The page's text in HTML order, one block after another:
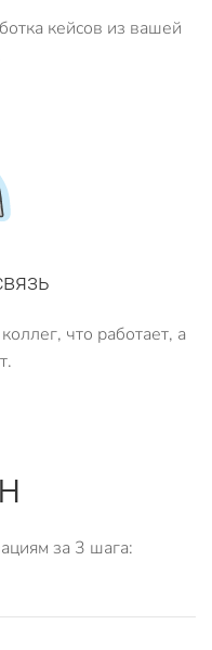
кейсов из вашей
что работает, а
за 3 шага: